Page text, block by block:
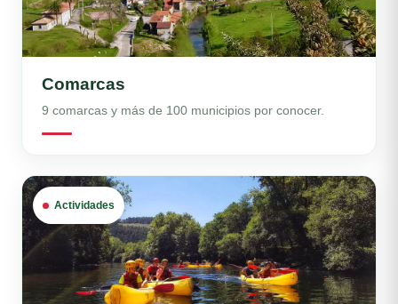
Comarcas
9 comarcas y más de 100 municipios por conocer.
Actividades